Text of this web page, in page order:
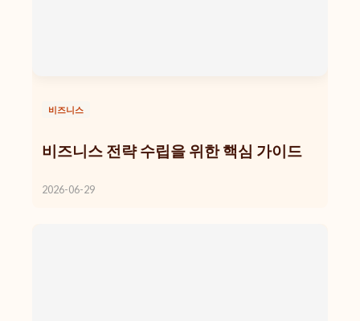
비즈니스
비즈니스 전략 수립을 위한 핵심 가이드
2026-06-29